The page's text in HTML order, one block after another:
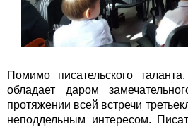
Помимо писательского
обладает даром
протяжении всей встречи
неподдельным интересом.